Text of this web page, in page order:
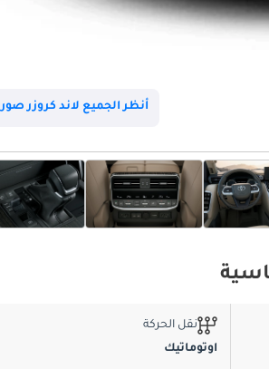
أنظر الجميع لاند كروزر صور
نقل الحركة
اوتوماتيك